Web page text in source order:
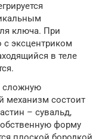
ключа. При
с эксцентриком
в теле
сложную
механизм состоит
– сувальд,
форму